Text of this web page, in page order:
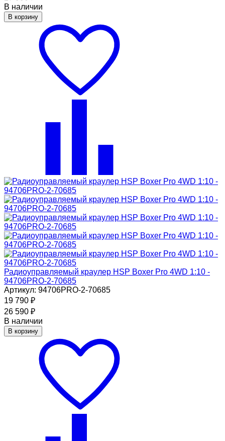
В наличии
В корзину
Радиоуправляемый краулер HSP Boxer Pro 4WD 1:10 -
94706PRO-2-70685
Артикул: 94706PRO-2-70685
19 790 ₽
26 590 ₽
В наличии
В корзину